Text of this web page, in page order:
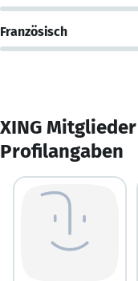
Französisch
XING
Profilangaben